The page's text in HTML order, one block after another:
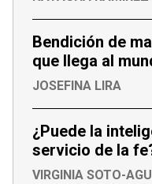
Bendición de
que llega al
JOSEFINA LIRA
¿Puede la
servicio de la
VIRGINIA SOTO-